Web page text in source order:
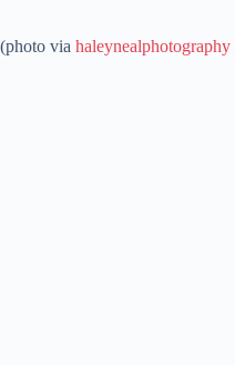
(photo via haleynealphotography